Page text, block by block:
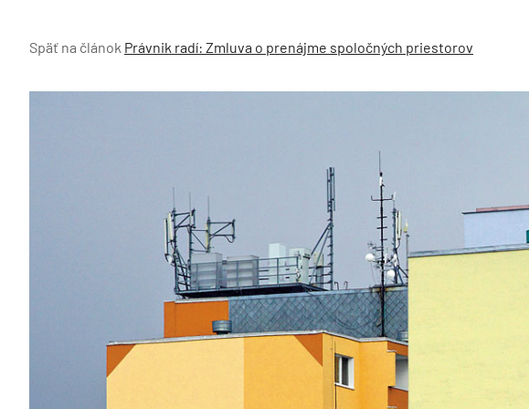
Späť na článok Právnik radí: Zmluva o prenájme spoločných priestorov